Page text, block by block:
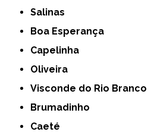
Salinas
Boa Esperança
Capelinha
Oliveira
Visconde do Rio Branco
Brumadinho
Caeté